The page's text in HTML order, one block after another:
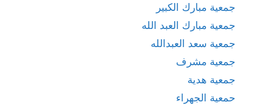
جمعية مبارك الكبير
جمعية مبارك العبد الله
جمعية سعد العبدالله
جمعية مشرف
جمعية هدية
حمعية الجهراء